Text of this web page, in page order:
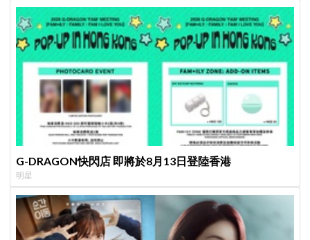
G-DRAGON快閃店 即將於8月13日登陸香港
明星